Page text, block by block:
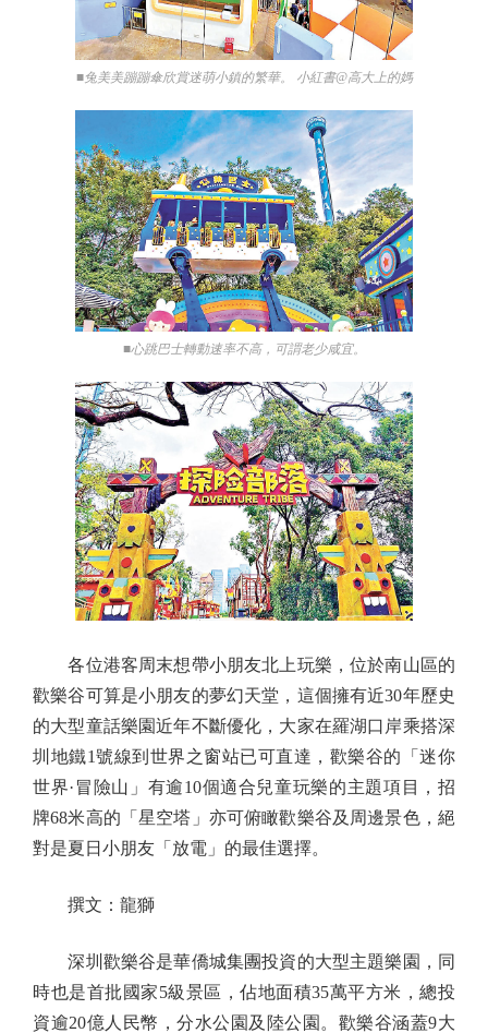
■兔美美蹦蹦傘欣賞迷萌小鎮的繁華。 小紅書@高大上的媽
■心跳巴士轉動速率不高，可謂老少咸宜。
各位港客周末想帶小朋友北上玩樂，位於南山區的
歡樂谷可算是小朋友的夢幻天堂，這個擁有近30年歷史
的大型童話樂園近年不斷優化，大家在羅湖口岸乘搭深
圳地鐵1號線到世界之窗站已可直達，歡樂谷的「迷你
世界·冒險山」有逾10個適合兒童玩樂的主題項目，招
牌68米高的「星空塔」亦可俯瞰歡樂谷及周邊景色，絕
對是夏日小朋友「放電」的最佳選擇。
撰文：龍獅
深圳歡樂谷是華僑城集團投資的大型主題樂園，同
時也是首批國家5級景區，佔地面積35萬平方米，總投
資逾20億人民幣，分水公園及陸公園。歡樂谷涵蓋9大